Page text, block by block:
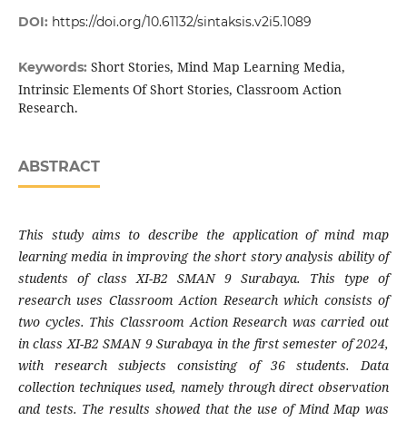
DOI: https://doi.org/10.61132/sintaksis.v2i5.1089
Keywords: Short Stories, Mind Map Learning Media,
Intrinsic Elements Of Short Stories, Classroom Action
Research.
ABSTRACT
This study aims to describe the application of mind map
learning media in improving the short story analysis ability of
students of class XI-B2 SMAN 9 Surabaya. This type of
research uses Classroom Action Research which consists of
two cycles. This Classroom Action Research was carried out
in class XI-B2 SMAN 9 Surabaya in the first semester of 2024,
with research subjects consisting of 36 students. Data
collection techniques used, namely through direct observation
and tests. The results showed that the use of Mind Map was